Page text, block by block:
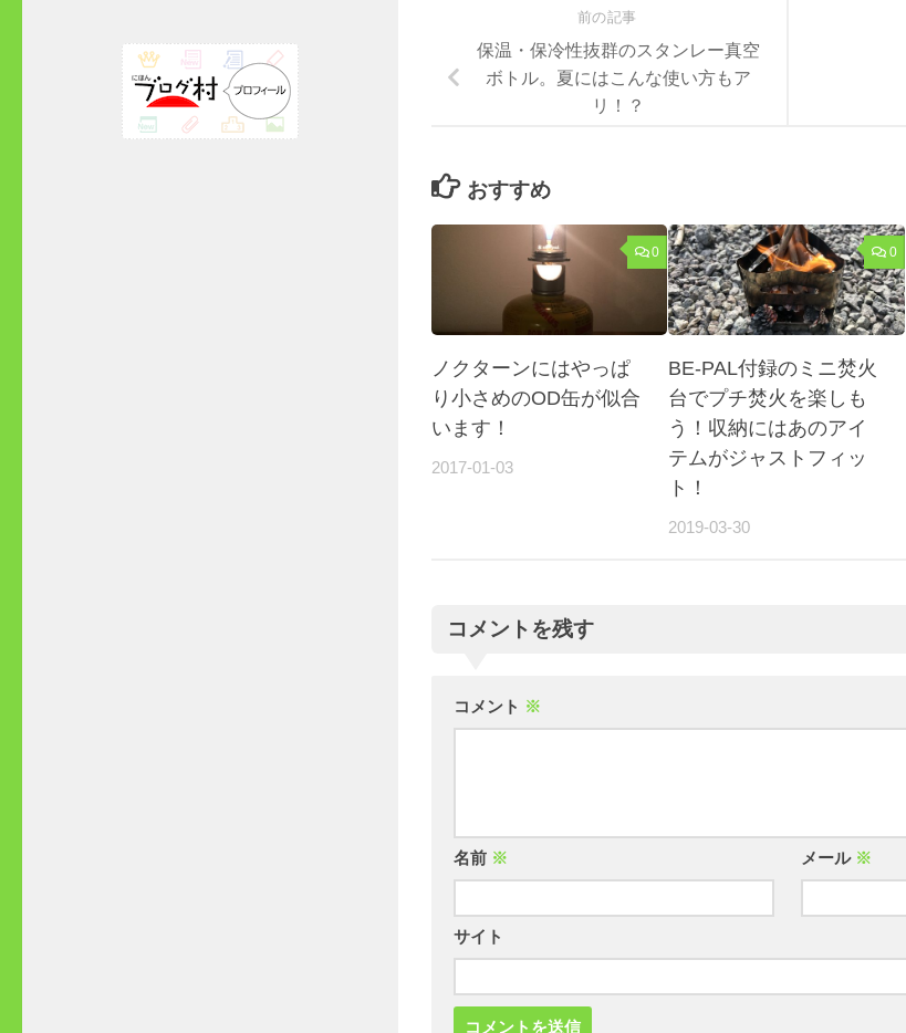
前の記事
保温・保冷性抜群のスタンレー真空
ボトル。夏にはこんな使い方もア
リ！？
おすすめ
0
ノクターンにはやっぱ
り小さめのOD缶が似合
います！
2017-01-03
0
BE-PAL付録のミニ焚火
台でプチ焚火を楽しも
う！収納にはあのアイ
テムがジャストフィッ
ト！
2019-03-30
コメントを残す
コメント ※
名前 ※ メール ※
サイト